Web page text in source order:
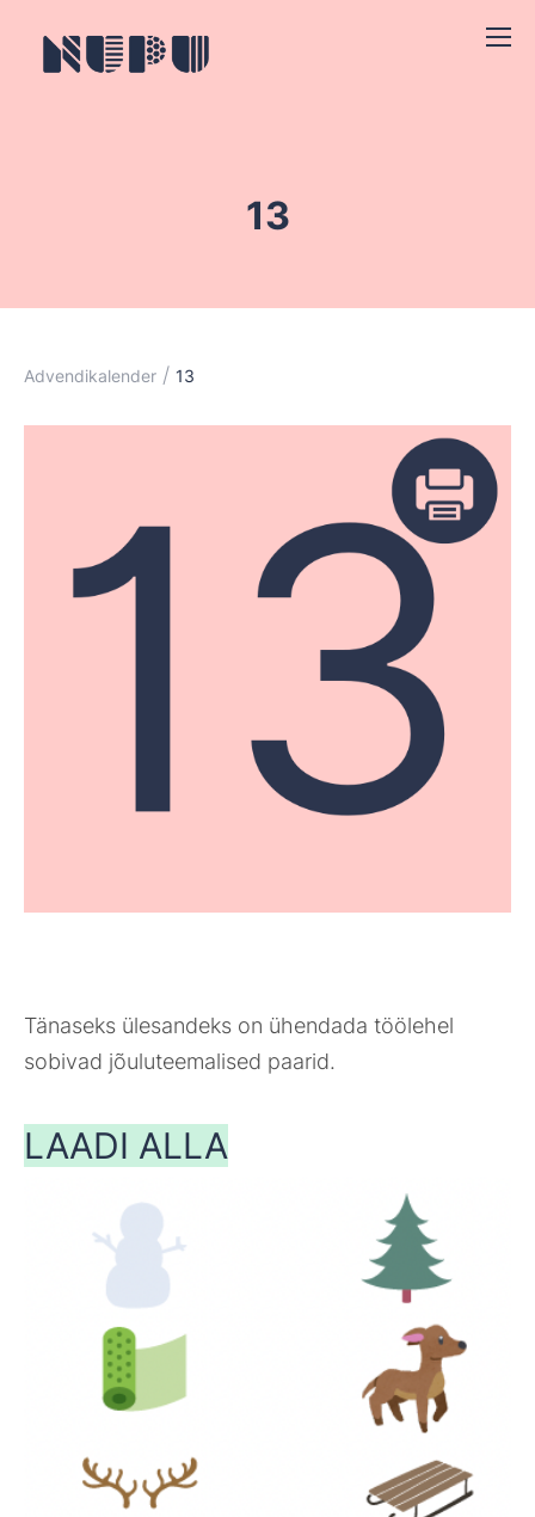
13
Advendikalender / 13
Tänaseks ülesandeks on ühendada töölehel
sobivad jõuluteemalised paarid.
LAADI ALLA